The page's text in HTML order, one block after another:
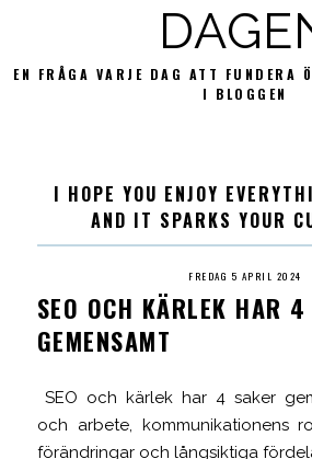
EN FRÅGA VARJE DAG ATT FUNDERA
I BLOGGEN
I HOPE YOU ENJOY
AND IT SPARKS YOUR
FREDAG 5 APRIL 2024
SEO OCH KÄRLEK HAR 4
GEMENSAMT
SEO och kärlek har 4 saker
och arbete, kommunikationens
förändringar och långsiktiga